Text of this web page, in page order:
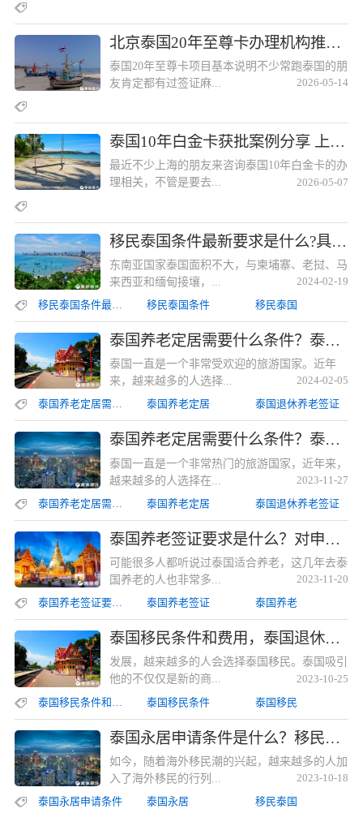
北京泰国20年至尊卡办理机构推荐 北京泰国20年至尊卡办理机构推荐
泰国20年至尊卡项目基本说明不少常跑泰国的朋
友肯定都有过签证麻...
2026-05-14
泰国10年白金卡获批案例分享 上海实力强的机构都在这里泰国10年白金卡获批案例分享 上海实力强的机构都在这里
最近不少上海的朋友来咨询泰国10年白金卡的办
理相关，不管是要去...
2026-05-07
移民泰国条件最新要求是什么?具体的办理流程是怎样的？移民泰国条件最新要求是什么?具体的办理流程是怎样的？
东南亚国家泰国面积不大，与柬埔寨、老挝、马
来西亚和缅甸接壤，...
2024-02-19
移民泰国条件最新要求是什么
移民泰国条件 移民泰国
泰国养老定居需要什么条件？泰国退休养老居留签证所需要求详解泰国养老定居需要什么条件？泰国退休养老居留签证所需要求详解
泰国一直是一个非常受欢迎的旅游国家。近年
来，越来越多的人选择...
2024-02-05
泰国养老定居需要什么条件
泰国养老定居 泰国退休养老签证
泰国养老定居需要什么条件？泰国退休养老签证所需要求详解泰国养老定居需要什么条件？泰国退休养老签证所需要求详解
泰国一直是一个非常热门的旅游国家，近年来，
越来越多的人选择在...
2023-11-27
泰国养老定居 泰国退休养老签证
泰国养老签证要求是什么？对申请者有居住要求吗？泰国养老签证要求是什么？对申请者有居住要求吗？
可能很多人都听说过泰国适合养老，这几年去泰
国养老的人也非常多...
2023-11-20
泰国养老签证要求是什么
泰国养老签证 泰国养老
泰国移民条件和费用，泰国退休移民所需要求和费用泰国移民条件和费用，泰国退休移民所需要求和费用
发展，越来越多的人会选择泰国移民。泰国吸引
他的不仅仅是新的商...
2023-10-25
泰国移民条件 泰国移民
泰国永居申请条件是什么？移民泰国的主要方式和要求泰国永居申请条件是什么？移民泰国的主要方式和要求
如今，随着海外移民潮的兴起，越来越多的人加
入了海外移民的行列...
2023-10-18
泰国永居申请条件
泰国永居 移民泰国